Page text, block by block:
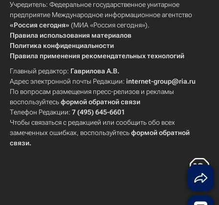
Учредитель: Федеральное государственное унитарное
предприятие Международное информационное агентство
«Россия сегодня» (МИА «Россия сегодня»).
Правила использования материалов
Политика конфиденциальности
Правила применения рекомендательных технологий
Главный редактор: Гаврилова А.В.
Адрес электронной почты Редакции: internet-group@ria.ru
По вопросам размещения пресс-релизов и рекламы
воспользуйтесьформой обратной связи
Телефон Редакции: 7 (495) 645-6601
Чтобы связаться с редакцией или сообщить обо всех
замеченных ошибках, воспользуйтесьформой обратной
связи.